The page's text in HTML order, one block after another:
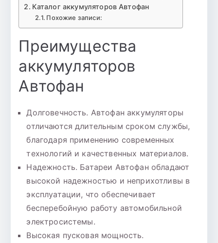
Каталог аккумуляторов Автофан
Похожие записи:
Преимущества
аккумуляторов
Автофан
Долговечность. Автофан аккумуляторы
отличаются длительным сроком службы,
благодаря применению современных
технологий и качественных материалов.
Надежность. Батареи Автофан обладают
высокой надежностью и неприхотливы в
эксплуатации, что обеспечивает
бесперебойную работу автомобильной
электросистемы.
Высокая пусковая мощность.